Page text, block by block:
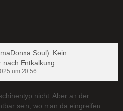
Soul): Kein
nach Entkalkung
um 20:56
nicht. Aber an der
sein, wo man da eingreifen